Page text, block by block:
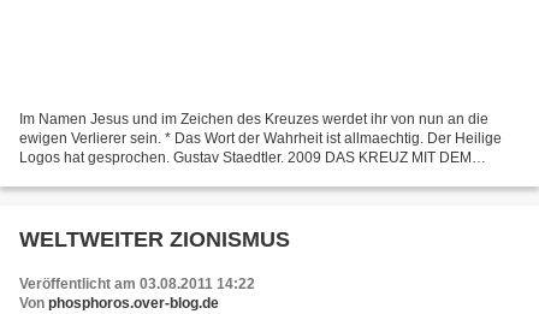
Im Namen Jesus und im Zeichen des Kreuzes werdet ihr von nun an die
ewigen Verlierer sein. * Das Wort der Wahrheit ist allmaechtig. Der Heilige
Logos hat gesprochen. Gustav Staedtler. 2009 DAS KREUZ MIT DEM
WELTWEITER ZIONISMUS
Veröffentlicht am 03.08.2011 14:22
Von phosphoros.over-blog.de